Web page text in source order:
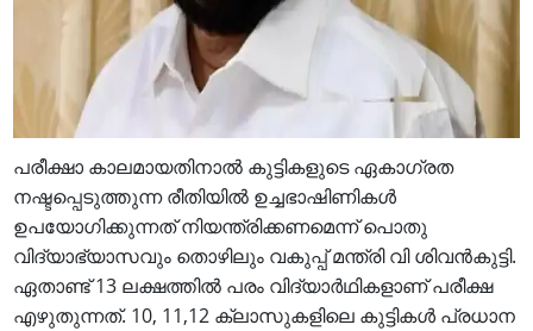
പരീക്ഷാ കാലമായതിനാൽ കുട്ടികളുടെ ഏകാഗ്രത
നഷ്ടപ്പെടുത്തുന്ന രീതിയിൽ ഉച്ചഭാഷിണികൾ
ഉപയോഗിക്കുന്നത് നിയന്ത്രിക്കണമെന്ന് പൊതു
വിദ്യാഭ്യാസവും തൊഴിലും വകുപ്പ് മന്ത്രി വി ശിവൻകുട്ടി.
ഏതാണ്ട് 13 ലക്ഷത്തിൽ പരം വിദ്യാർഥികളാണ് പരീക്ഷ
എഴുതുന്നത്. 10, 11,12 ക്ലാസുകളിലെ കുട്ടികൾ പ്രധാന